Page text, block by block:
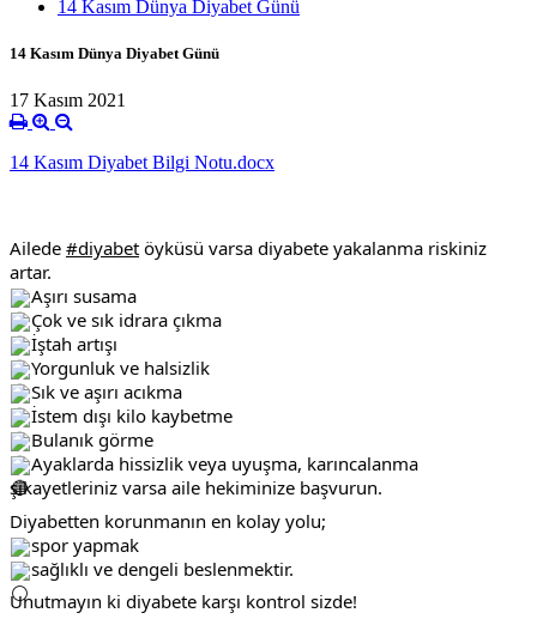
14 Kasım Dünya Diyabet Günü
14 Kasım Dünya Diyabet Günü
17 Kasım 2021
14 Kasım Diyabet Bilgi Notu.docx
Ailede #diyabet öyküsü varsa diyabete yakalanma riskiniz
artar.
Aşırı susama
Çok ve sık idrara çıkma
İştah artışı
Yorgunluk ve halsizlik
Sık ve aşırı acıkma
İstem dışı kilo kaybetme
Bulanık görme
Ayaklarda hissizlik veya uyuşma, karıncalanma
şikayetleriniz varsa aile hekiminize başvurun.
Diyabetten korunmanın en kolay yolu;
spor yapmak
sağlıklı ve dengeli beslenmektir.
Unutmayın ki diyabete karşı kontrol sizde!